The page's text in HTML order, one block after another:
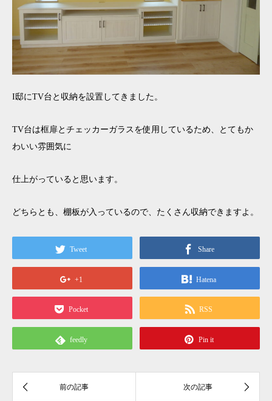
I邸にTV台と収納を設置してきました。
TV台は框扉とチェッカーガラスを使用しているため、とてもか
わいい雰囲気に
仕上がっていると思います。
どちらとも、棚板が入っているので、たくさん収納できますよ。
Tweet Share
+1 Hatena
Pocket RSS
feedly Pin it